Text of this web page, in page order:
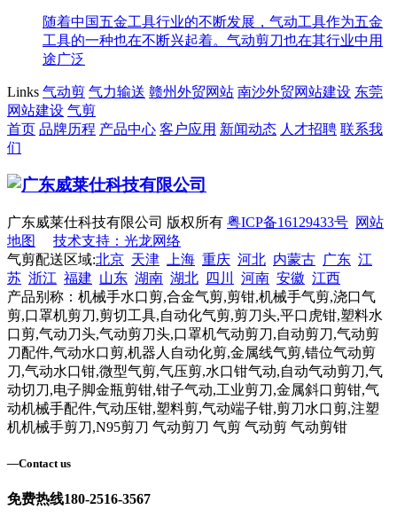
随着中国五金工具行业的不断发展，气动工具作为五金
工具的一种也在不断兴起着。气动剪刀也在其行业中用
途广泛
Links 气动剪 气力输送 赣州外贸网站 南沙外贸网站建设 东莞
网站建设 气剪
首页 品牌历程 产品中心 客户应用 新闻动态 人才招聘 联系我
们
广东威莱仕科技有限公司 版权所有 粤ICP备16129433号 网站
地图
技术支持：光龙网络
气剪配送区域:北京 天津 上海 重庆 河北 内蒙古 广东 江
苏 浙江 福建 山东 湖南 湖北 四川 河南 安徽 江西
产品别称：机械手水口剪,合金气剪,剪钳,机械手气剪,浇口气
剪,口罩机剪刀,剪切工具,自动化气剪,剪刀头,平口虎钳,塑料水
口剪,气动刀头,气动剪刀头,口罩机气动剪刀,自动剪刀,气动剪
刀配件,气动水口剪,机器人自动化剪,金属线气剪,错位气动剪
刀,气动水口钳,微型气剪,气压剪,水口钳气动,自动气动剪刀,气
动切刀,电子脚金瓶剪钳,钳子气动,工业剪刀,金属斜口剪钳,气
动机械手配件,气动压钳,塑料剪,气动端子钳,剪刀水口剪,注塑
机机械手剪刀,N95剪刀 气动剪刀 气剪 气动剪 气动剪钳
—Contact us
免费热线180-2516-3567